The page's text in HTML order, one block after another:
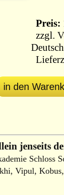
Preis:
zzgl.
in den
jenseits
Schloss
Vipul,